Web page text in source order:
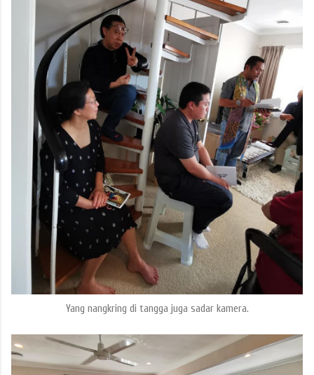
Yang nangkring di tangga juga sadar kamera.